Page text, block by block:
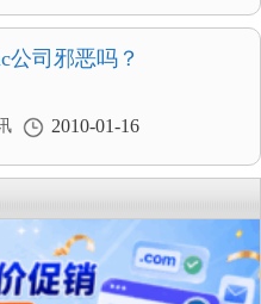
公司邪恶吗？
2010-01-16